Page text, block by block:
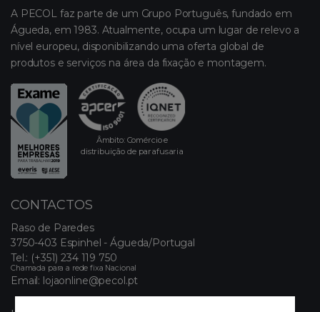
A PECOL faz parte de um Grupo Português, fundado em
Águeda, em 1983. Atualmente, ocupa um lugar de relevo a
nível europeu, disponibilizando uma oferta global de
produtos e serviços na área da fixação e montagem.
Âmbito: Comércio e
distribuição de parafusaria
CONTACTOS
Raso de Paredes
3750-403 Espinhel - Águeda/Portugal
Tel.: (+351) 234 119 750
Chamada para a rede fixa Nacional
Email: lojaonline@pecol.pt